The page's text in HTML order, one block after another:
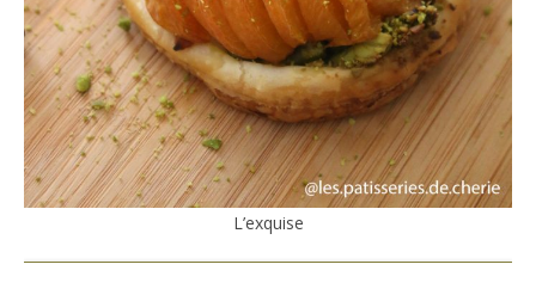
L’exquise